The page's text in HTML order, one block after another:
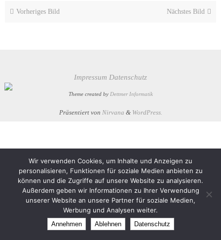
Vorheriges Bild Nächstes Bild
Impressum Datenschutz
Theme created by Dettmer Informatik
Präsentiert von Nirvana & WordPress.
Wir verwenden Cookies, um Inhalte und Anzeigen zu
personalisieren, Funktionen für soziale Medien anbieten zu
können und die Zugriffe auf unsere Website zu analysieren.
Außerdem geben wir Informationen zu Ihrer Verwendung
unserer Website an unsere Partner für soziale Medien,
Werbung und Analysen weiter.
Annehmen Ablehnen Datenschutz